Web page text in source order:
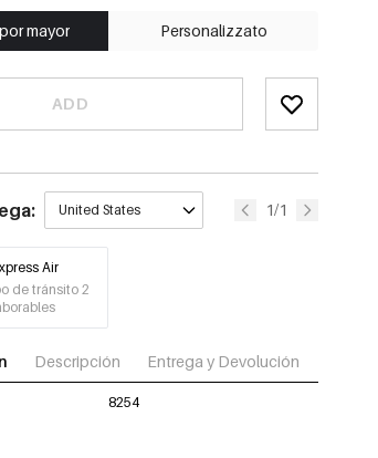
mayor Personalizzato
ADD
United States 1/1
Air
de tránsito 2
Descripción Entrega y Devolución
8254